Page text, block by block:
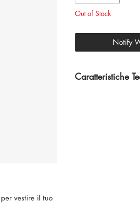
vestire il tuo
Out of Stock
Notify
Caratteristiche